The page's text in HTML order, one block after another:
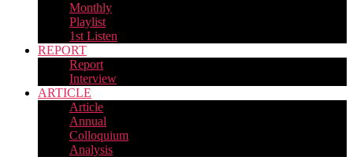
Monthly
Playlist
1st Listen
REPORT
Report
Interview
ARTICLE
Article
Annual
Colloquium
Analysis